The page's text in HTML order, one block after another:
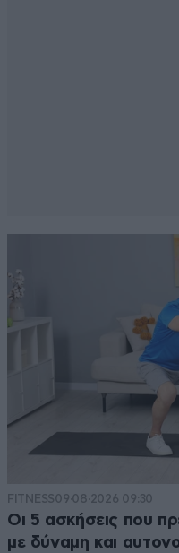
FITNESS09·08·2026 09:30
Οι 5 ασκήσεις που
με δύναμη και